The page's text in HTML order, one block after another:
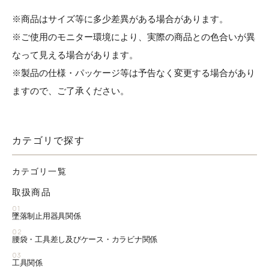
※商品はサイズ等に多少差異がある場合があります。
※ご使用のモニター環境により、実際の商品との色合いが異
なって見える場合があります。
※製品の仕様・パッケージ等は予告なく変更する場合があり
ますので、ご了承ください。
カテゴリで探す
カテゴリ一覧
取扱商品
01
墜落制止用器具関係
02
腰袋・工具差し及びケース・カラビナ関係
03
工具関係